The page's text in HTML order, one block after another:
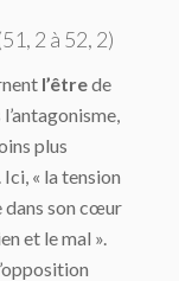
2 à 52, 2)
l’êtrede
plus
. Ici, « la tension
dans son cœur
et le mal ».